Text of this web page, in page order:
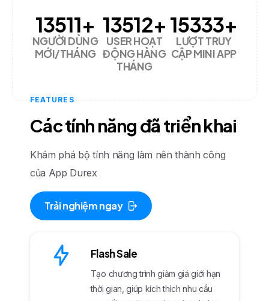
13511+
NGƯỜI DÙNG
MỚI/THÁNG
13512+
USER HOẠT
ĐỘNG HÀNG
THÁNG
15333+
LƯỢT TRUY
CẬP MINI APP
FEATURES
Cáctínhnăngđãtriểnkhai
Khám phá bộ tính năng làm nên thành công
của App Durex
Trải nghiệm ngay
Flash Sale
Tạo chương trình giảm giá giới hạn
thời gian, giúp kích thích nhu cầu